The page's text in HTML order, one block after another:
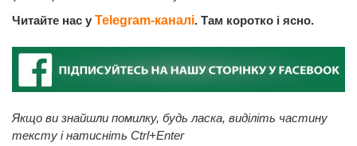
Читайте нас у Telegram-каналі. Там коротко і ясно.
Якщо ви знайшли помилку, будь ласка, виділіть частину
тексту і натисніть Ctrl+Enter